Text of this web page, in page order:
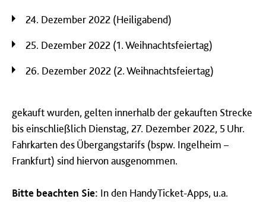
24. Dezember 2022 (Heiligabend)
25. Dezember 2022 (1. Weihnachtsfeiertag)
26. Dezember 2022 (2. Weihnachtsfeiertag)
gekauft wurden, gelten innerhalb der gekauften Strecke
bis einschließlich Dienstag, 27. Dezember 2022, 5 Uhr.
Fahrkarten des Übergangstarifs (bspw. Ingelheim –
Frankfurt) sind hiervon ausgenommen.
Bitte beachten Sie: In den HandyTicket-Apps, u.a.